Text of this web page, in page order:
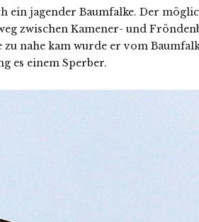
ein jagender Baumfalke. Der
zwischen Kamener- und
nahe kam wurde er vom
es einem Sperber.